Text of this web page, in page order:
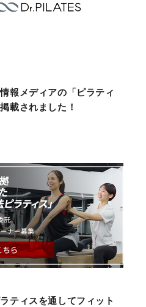
報メディアの「ピラティ
載されました！
ラティスを通してフィット